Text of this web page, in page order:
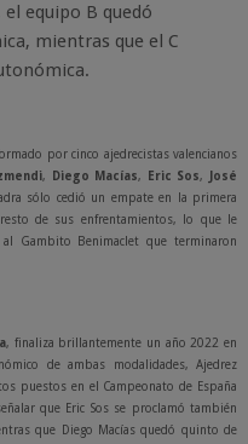
el equipo B quedó
mientras que el C
por cinco ajedrecistas valencianos
, Diego Macías, Eric Sos,
José
sólo cedió un empate en la primera
de sus enfrentamientos, lo que le
Gambito Benimaclet que terminaron
, finaliza brillantemente un año 2022 en
de ambas modalidades, Ajedrez
puestos en el Campeonato de España
que Eric Sos se proclamó también
que Diego Macías quedó quinto de